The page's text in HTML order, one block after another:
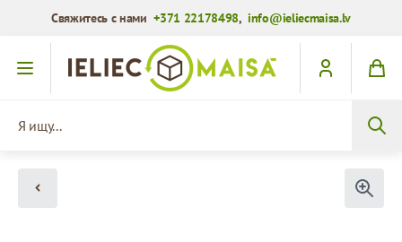
Свяжитесь с нами+371 22178498,info@ieliecmaisa.lv
Перейти к содержимому